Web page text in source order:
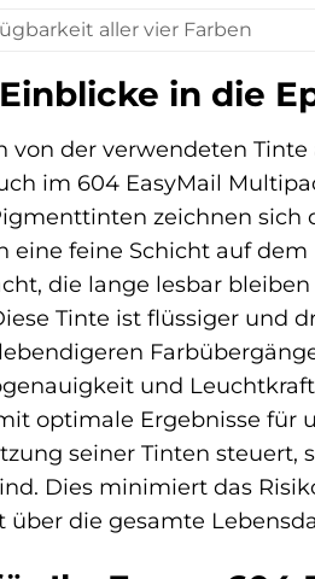
aller vier Farben
in die
der verwendeten Tinte
im 604 EasyMail
zeichnen sich
feine Schicht auf
die lange lesbar
Tinte ist flüssiger und
und
optimale Ergebnisse für
seiner Tinten steuert,
Dies minimiert das
die gesamte